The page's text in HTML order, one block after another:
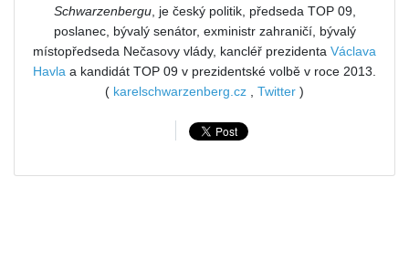
Schwarzenbergu, je český politik, předseda TOP 09,
poslanec, bývalý senátor, exministr zahraničí, bývalý
místopředseda Nečasovy vlády, kancléř prezidenta Václava
Havla a kandidát TOP 09 v prezidentské volbě v roce 2013.
( karelschwarzenberg.cz , Twitter )